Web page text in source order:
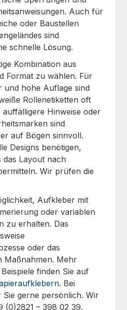
Auch für
oder Baustellen
sind
schnelle Lösung.
Kombination aus
Format zu wählen. Für
und hohe Auflage sind
Rollenetiketten oft
auffälligere Hinweise oder
sind
auf Bögen sinnvoll.
Designs benötigen,
das Layout nach
Wir prüfen die
Aufkleber mit
oder variablen
zu erhalten. Das
oder das
Maßnahmen. Mehr
finden Sie auf
. Bei
gerne persönlich. Wir
(0)2821 – 398 02 39.